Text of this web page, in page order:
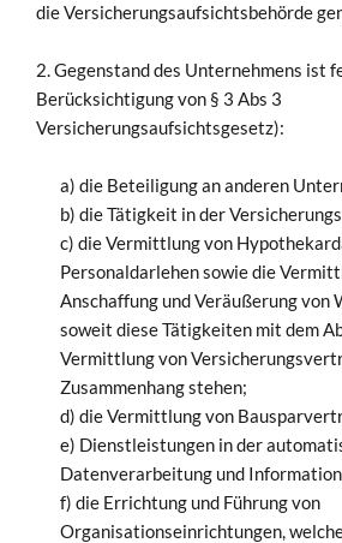
die Versicherungsaufsichtsbehörde
2. Gegenstand des Unternehmens ist
Berücksichtigung von § 3 Abs 3
Versicherungsaufsichtsgesetz):
a) die Beteiligung an anderen
b) die Tätigkeit in der
c) die Vermittlung von
Personaldarlehen sowie die
Anschaffung und Veräußerung von
soweit diese Tätigkeiten mit dem
Vermittlung von
Zusammenhang stehen;
d) die Vermittlung von
e) Dienstleistungen in der
Datenverarbeitung und
f) die Errichtung und Führung von
Organisationseinrichtungen,